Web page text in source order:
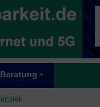
Beratung